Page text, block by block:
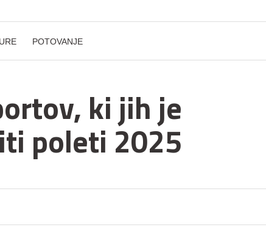
POTOVANJE
ki jih je
poleti 2025